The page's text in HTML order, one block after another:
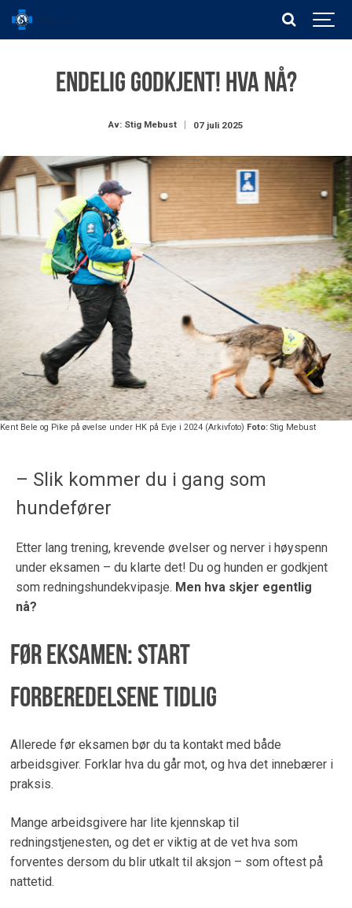
Endelig godkjent! Hva nå?
Av: Stig Mebust 07 juli 2025
Kent Bele og Pike på øvelse under HK på Evje i 2024 (Arkivfoto) Foto: Stig Mebust
– Slik kommer du i gang som
hundefører
Etter lang trening, krevende øvelser og nerver i høyspenn
under eksamen – du klarte det! Du og hunden er godkjent
som redningshundekvipasje. Men hva skjer egentlig
nå?
Før eksamen: Start
forberedelsene tidlig
Allerede før eksamen bør du ta kontakt med både
arbeidsgiver. Forklar hva du går mot, og hva det innebærer i
praksis.
Mange arbeidsgivere har lite kjennskap til
redningstjenesten, og det er viktig at de vet hva som
forventes dersom du blir utkalt til aksjon – som oftest på
nattetid.